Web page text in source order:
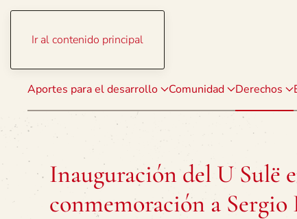
Ir al contenido principal
Aportes para el desarrollo Comunidad Derechos
Inauguración del U Sulë
conmemoración a